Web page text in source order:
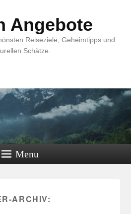
Angebote
Reiseziele, Geheimtipps und
Schätze.
Menu
ARCHIV: